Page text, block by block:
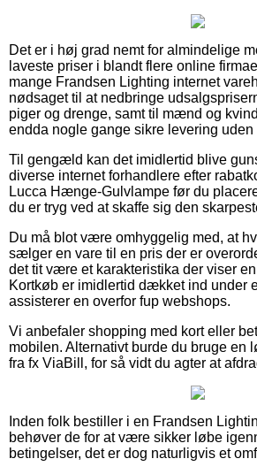
Det er i høj grad nemt for almindelige
laveste priser i blandt flere online
mange Frandsen Lighting internet
nødsaget til at nedbringe
piger og drenge, samt til mænd og
endda nogle gange sikre levering uden
Til gengæld kan det imidlertid blive
diverse internet forhandlere efter
Lucca Hænge-Gulvlampe før du
du er tryg ved at skaffe sig den
Du må blot være omhyggelig med, at
sælger en vare til en pris der er
det tit være et karakteristika der viser
Kortkøb er imidlertid dækket ind under
assisterer en overfor fup webshops.
Vi anbefaler shopping med kort eller
mobilen. Alternativt burde du bruge en
fra fx ViaBill, for så vidt du agter at
Inden folk bestiller i en Frandsen
behøver de for at være sikker løbe
betingelser, det er dog naturligvis et